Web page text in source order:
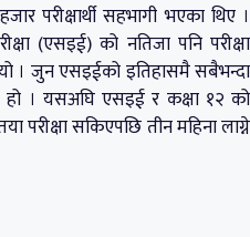
परीक्षार्थी सहभागी भएका थिए ।
(एसइई) को नतिजा पनि परीक्षा
। जुन एसइईको इतिहासमै सबैभन्दा
हो । यसअघि एसइई र कक्षा १२ को
परीक्षा सकिएपछि तीन महिना लाग्ने